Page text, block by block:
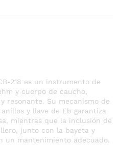
218 es un instrumento de
y cuerpo de caucho,
resonante. Su mecanismo de
y llave de Eb garantiza
mientras que la inclusión de
junto con la bayeta y
un mantenimiento adecuado.